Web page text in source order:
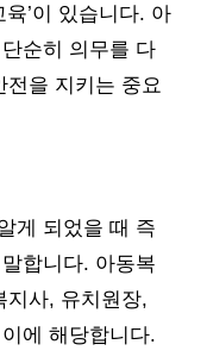
’이 있습니다. 아
순히 의무를 다
전을 지키는 중요
게 되었을 때 즉
합니다. 아동복
지사, 유치원장,
에 해당합니다.